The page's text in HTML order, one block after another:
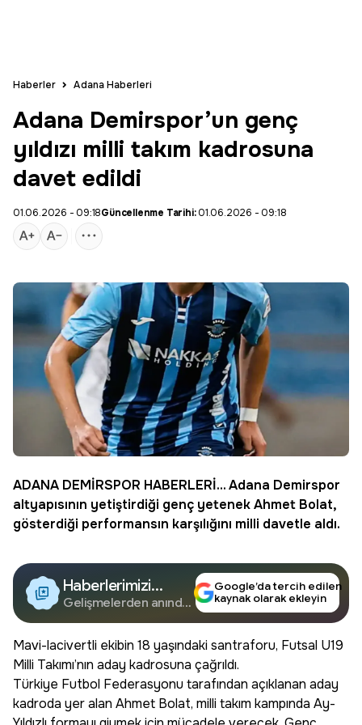
Haberler Adana Haberleri
Adana Demirspor’un genç
yıldızı milli takım kadrosuna
davet edildi
01.06.2026 - 09:18Güncellenme Tarihi:01.06.2026 - 09:18
ADANA DEMİRSPOR HABERLERİ... Adana Demirspor
altyapısının yetiştirdiği genç yetenek Ahmet Bolat,
gösterdiği performansın karşılığını milli davetle aldı.
Haberlerimizi
Google'da Takip
Edin
Gelişmelerden anında
Google’da tercih edilen
kaynak olarak ekleyin
Mavi-lacivertli ekibin 18 yaşındaki santraforu, Futsal U19
Milli Takımı’nın aday kadrosuna çağrıldı.
Türkiye Futbol Federasyonu tarafından açıklanan aday
kadroda yer alan Ahmet Bolat, milli takım kampında Ay-